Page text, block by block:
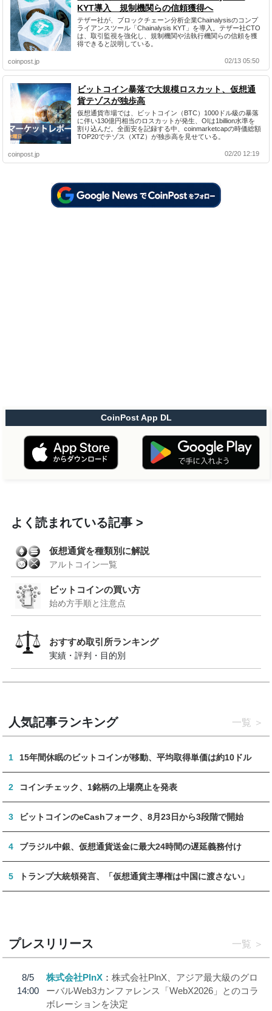
KYT導入 規制機関らの信頼獲得へ
テザー社が、ブロックチェーン分析企業Chainalysisのコンプ
ライアンスツール「Chainalysis KYT」を導入。テザー社CTO
は、取引監視を強化し、規制機関や法執行機関らの信頼を獲
得できると説明している。
coinpost.jp 02/13 05:50
ビットコイン暴落で大規模ロスカット、仮想通
貨テゾスが独歩高
仮想通貨市場では、ビットコイン（BTC）1000ドル級の暴落
に伴い130億円相当のロスカットが発生、OIは1billion水準を
割り込んだ。全面安を記録する中、coinmarketcapの時価総額
TOP20でテゾス（XTZ）が独歩高を見せている。
coinpost.jp 02/20 12:19
CoinPost App DL
よく読まれている記事
仮想通貨を種類別に解説
アルトコイン一覧
ビットコインの買い方
始め方手順と注意点
おすすめ取引所ランキング
実績・評判・目的別
人気記事ランキング 一覧
1 15年間休眠のビットコインが移動、平均取得単価は約10ドル
2 コインチェック、1銘柄の上場廃止を発表
3 ビットコインのeCashフォーク、8月23日から3段階で開始
4 ブラジル中銀、仮想通貨送金に最大24時間の遅延義務付け
5 トランプ大統領発言、「仮想通貨主導権は中国に渡さない」
プレスリリース 一覧
8/5
14:00
株式会社PlnX
株式会社PlnX、アジア最大級のグロ
ーバルWeb3カンファレンス「WebX2026」とのコラ
ボレーションを決定